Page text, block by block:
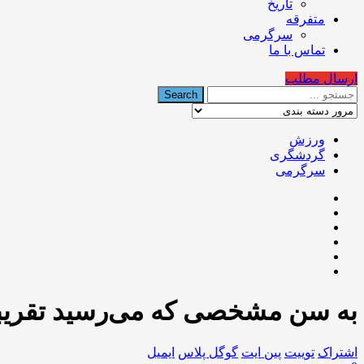
تاریخ
متفرقه
سرگرمی
تماس با ما
ارسال مطلب
ورزش
گردشگری
سرگرمی
به سن مشخصی که می‌رسید
اشتراک توییت پین ایت گوگل‌ پلاس ایمیل